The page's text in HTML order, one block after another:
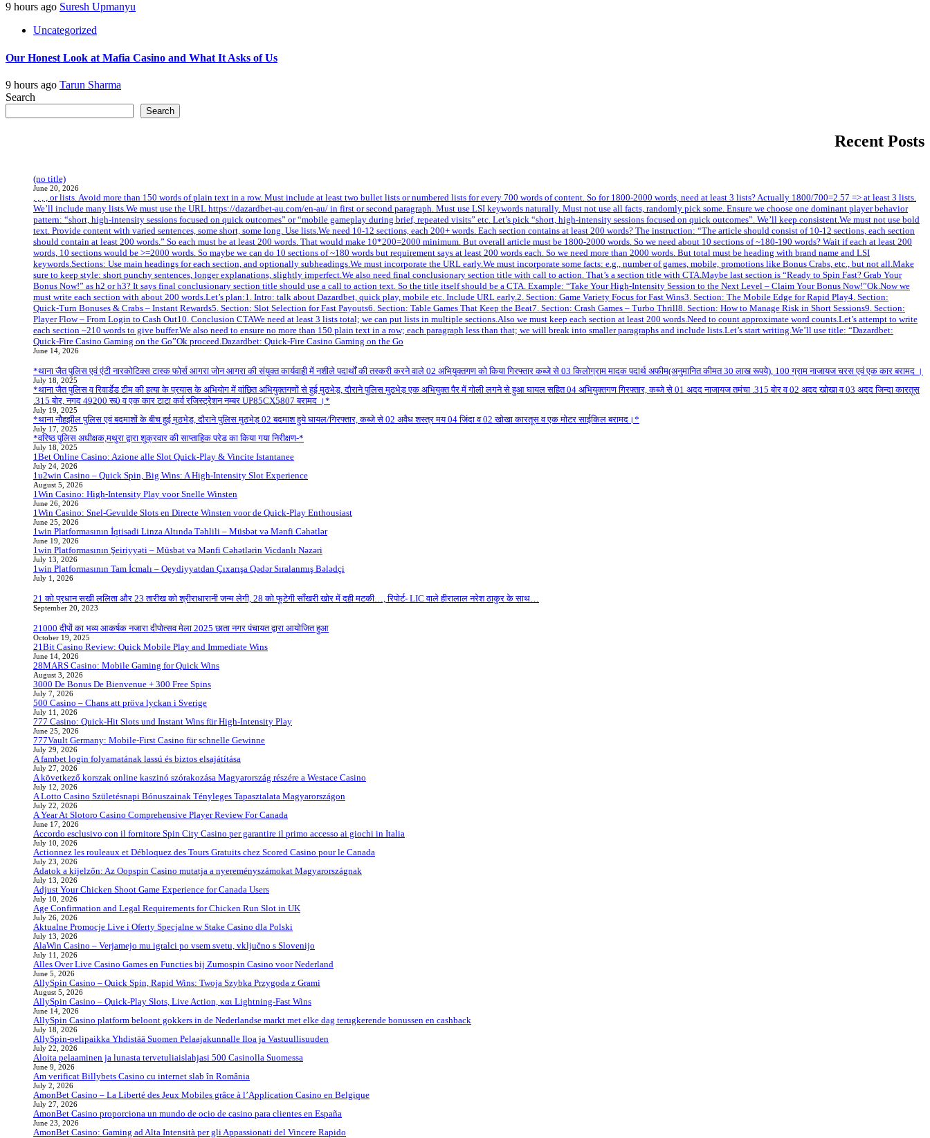
9 hours ago Suresh Upmanyu
Uncategorized
Our Honest Look at Mafia Casino and What It Asks of Us
9 hours ago Tarun Sharma
Search
Search
Recent Posts
(no title)
June 20, 2026
, , , , or lists. Avoid more than 150 words of plain text in a row. Must include at least two bullet lists or numbered lists for every 700 words of content. So for 1800-2000 words, need at least 3 lists? Actually 1800/700=2.57 => at least 3 lists.
We’ll include many lists.We must use the URL https://dazardbet-au.com/en-au/ in first or second paragraph. Must use LSI keywords naturally. Must not use all facts, randomly pick some. Ensure we choose one dominant player behavior
pattern: “short, high-intensity sessions focused on quick outcomes” or “mobile gameplay during brief, repeated visits” etc. Let’s pick “short, high-intensity sessions focused on quick outcomes”. We’ll keep consistent.We must not use bold
text. Provide content with varied sentences, some short, some long. Use lists.We need 10-12 sections, each 200+ words. Each section contains at least 200 words? The instruction: “The article should consist of 10-12 sections, each section
should contain at least 200 words.” So each must be at least 200 words. That would make 10*200=2000 minimum. But overall article must be 1800-2000 words. So we need about 10 sections of ~180-190 words? Wait if each at least 200
words, 10 sections would be >=2000 words. So maybe we can do 10 sections of ~180 words but requirement says at least 200 words each. So we need more than 2000 words. But total must be heading with brand name and LSI
keywords.Sections: Use main headings for each section, and optionally subheadings.We must incorporate the URL early.We must incorporate some facts: e.g., number of games, mobile, promotions like Bonus Crabs, etc., but not all.Make
sure to keep style: short punchy sentences, longer explanations, slightly imperfect.We also need final conclusionary section title with call to action. That’s a section title with CTA.Maybe last section is “Ready to Spin Fast? Grab Your
Bonus Now!” as h2 or h3? It says final conclusionary section title should use a call to action text. So the title itself should be a CTA. Example: “Take Your High‑Intensity Session to the Next Level – Claim Your Bonus Now!”Ok.Now we
must write each section with about 200 words.Let’s plan:1. Intro: talk about Dazardbet, quick play, mobile etc. Include URL early.2. Section: Game Variety Focus for Fast Wins3. Section: The Mobile Edge for Rapid Play4. Section:
Quick‑Turn Bonuses & Crabs – Instant Rewards5. Section: Slot Selection for Fast Payouts6. Section: Table Games That Keep the Beat7. Section: Crash Games – Turbo Thrill8. Section: How to Manage Risk in Short Sessions9. Section:
Player Flow – From Login to Cash Out10. Conclusion CTAWe need at least 3 lists total; we can put lists in multiple sections.Also we must keep each section at least 200 words.Need to count approximate word counts.Let’s attempt to write
each section ~210 words to give buffer.We also need to ensure no more than 150 plain text in a row; each paragraph less than that; we will break into smaller paragraphs and include lists.Let’s start writing.We’ll use title: “Dazardbet:
Quick‑Fire Casino Gaming on the Go”Ok proceed.Dazardbet: Quick‑Fire Casino Gaming on the Go
June 14, 2026
*थाना जैत पुलिस एवं एंटी नारकोटिक्स टास्क फोर्स आगरा जोन आगरा की संयुक्त कार्यवाही में नशीले पदार्थों की तस्करी करने वाले 02 अभियुक्तगण को किया गिरफ्तार कब्जे से 03 किलोग्राम मादक पदार्थ अफीम(अनुमानित कीमत 30 लाख रूपये), 100 ग्राम नाजायज चरस एवं एक कार बरामद ।
July 18, 2025
*थाना जैत पुलिस व रिवार्डेड टीम की हत्या के प्रयास के अभियोग में वांछित अभियुक्तगणों से हुई मुठभेड़, दौराने पुलिस मुठभेड़ एक अभियुक्त पैर में गोली लगने से हुआ घायल सहित 04 अभियुक्तगण गिरफ्तार, कब्जे से 01 अदद नाजायज तमंचा .315 बोर व 02 अदद खोखा व 03 अदद जिन्दा कारतूस
.315 बोर, नगद 49200 रू0 व एक कार टाटा कर्व रजिस्ट्रेशन नम्बर UP85CX5807 बरामद ।*
July 19, 2025
*थाना नौहझील पुलिस एवं बदमाशों के बीच हुई मुठभेड़, दौराने पुलिस मुठभेड़ 02 बदमाश हुये घायल/गिरफ्तार, कब्जे से 02 अवैध शस्त्र मय 04 जिंदा व 02 खोखा कारतूस व एक मोटर साईकिल बरामद।*
July 17, 2025
*वरिष्ठ पुलिस अधीक्षक,मथुरा द्वारा शुक्रवार की साप्ताहिक परेड का किया गया निरीक्षण-*
July 18, 2025
1Bet Online Casino: Azione alle Slot Quick‑Play & Vincite Istantanee
July 24, 2026
1u2win Casino – Quick Spin, Big Wins: A High‑Intensity Slot Experience
August 5, 2026
1Win Casino: High‑Intensity Play voor Snelle Winsten
June 26, 2026
1Win Casino: Snel‑Gevulde Slots en Directe Winsten voor de Quick‑Play Enthousiast
June 25, 2026
1win Platformasının İqtisadi Linza Altında Təhlili – Müsbət və Mənfi Cəhətlər
June 19, 2026
1win Platformasının Şeiriyyəti – Müsbət və Mənfi Cəhətlərin Vicdanlı Nəzəri
July 13, 2026
1win Platformasının Tam İcmalı – Qeydiyyatdan Çıxarışa Qədər Sıralanmış Bələdçi
July 1, 2026
21 को प्रधान सखी ललिता और 23 तारीख को श्रीराधारानी जन्म लेगी, 28 को फूटेगी साँखरी खोर में दही मटकी…, रिपोर्ट- LIC वाले हीरालाल नरेश ठाकुर के साथ…
September 20, 2023
21000 दीपों का भव्य आकर्षक नजारा दीपोत्सव मेला 2025 छाता नगर पंचायत द्वारा आयोजित हुआ
October 19, 2025
21Bit Casino Review: Quick Mobile Play and Immediate Wins
June 14, 2026
28MARS Casino: Mobile Gaming for Quick Wins
August 3, 2026
3000 De Bonus De Bienvenue + 300 Free Spins
July 7, 2026
500 Casino – Chans att pröva lyckan i Sverige
July 11, 2026
777 Casino: Quick‑Hit Slots und Instant Wins für High‑Intensity Play
June 25, 2026
777Vault Germany: Mobile‑First Casino für schnelle Gewinne
July 29, 2026
A fambet login folyamatának lassú és biztos elsajátítása
July 27, 2026
A következő korszak online kaszinó szórakozása Magyarország részére a Westace Casino
July 12, 2026
A Lotto Casino Születésnapi Bónuszainak Tényleges Tapasztalata Magyarországon
July 22, 2026
A Year At Slotoro Casino Comprehensive Player Review For Canada
June 17, 2026
Accordo esclusivo con il fornitore Spin City Casino per garantire il primo accesso ai giochi in Italia
July 10, 2026
Actionnez les rouleaux et Débloquez des Tours Gratuits chez Scored Casino pour le Canada
July 23, 2026
Adatok a kijelzőn: Az Oopspin Casino mutatja a nyereményszámokat Magyarországnak
July 13, 2026
Adjust Your Chicken Shoot Game Experience for Canada Users
July 10, 2026
Age Confirmation and Legal Requirements for Chicken Run Slot in UK
July 26, 2026
Aktualne Promocje Live i Oferty Specjalne w Stake Casino dla Polski
July 13, 2026
AlaWin Casino – Verjamejo mu igralci po vsem svetu, vključno s Slovenijo
July 11, 2026
Alles Over Live Casino Games en Functies bij Zumospin Casino voor Nederland
June 5, 2026
AllySpin Casino – Quick Spin, Rapid Wins: Twoja Szybka Przygoda z Grami
August 5, 2026
AllySpin Casino – Quick‑Play Slots, Live Action, και Lightning‑Fast Wins
June 14, 2026
AllySpin Casino platform beloont gokkers in de Nederlandse markt met elke dag terugkerende bonussen en cashback
July 18, 2026
AllySpin-pelipaikka Yhdistää Suomen Pelaajakunnalle Iloa ja Vastuullisuuden
July 22, 2026
Aloita pelaaminen ja lunasta tervetuliaislahjasi 500 Casinolla Suomessa
June 9, 2026
Am verificat Billybets Casino cu internet slab în România
July 2, 2026
AmonBet Casino – La Liberté des Jeux Mobiles grâce à l’Application Casino en Belgique
July 27, 2026
AmonBet Casino proporciona un mundo de ocio de casino para clientes en España
June 23, 2026
AmonBet Casino: Gaming ad Alta Intensità per gli Appassionati del Vincere Rapido